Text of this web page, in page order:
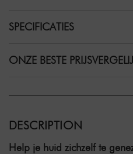
SPECIFICATIES
ONZE BESTE
DESCRIPTION
Help je huid zichzelf te